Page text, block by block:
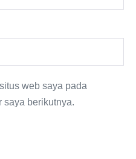
web saya pada
saya berikutnya.